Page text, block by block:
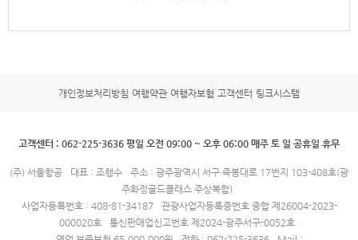
개인정보처리방침 여행약관 여행자보험 고객센터 링크시스템
고객센터 : 062-225-3636 평일 오전 09:00 ~ 오후 06:00 매주 토 일 공휴일 휴무
(주) 서울항공 대표 : 조행수
주소 : 광주광역시 서구 죽봉대로 17번지 103-408호(광
주화정골드클래스 주상복합)
사업자등록번호 : 408-81-34187
관광사업자등록증번호 종합 제26004-2023-
000020호
통신판매업신고번호 제2024-광주서구-0052호